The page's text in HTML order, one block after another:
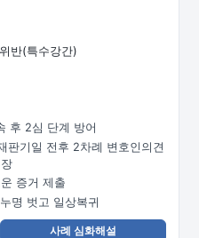
반(특수강간)
후 2심 단계 방어
판기일 전후 2차례 변호인의견
증거 제출
명 벗고 일상복귀
사례 심화해설